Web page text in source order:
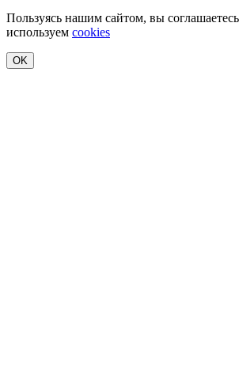
Пользуясь нашим сайтом, вы
используем cookies
OK